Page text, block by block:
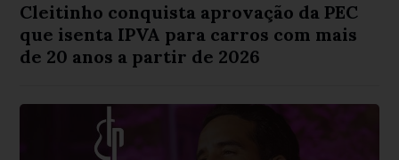
Cleitinho conquista aprovação da PEC
que isenta IPVA para carros com mais
de 20 anos a partir de 2026